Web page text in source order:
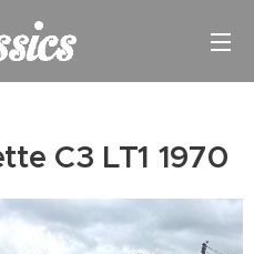
C3 LT1 1970